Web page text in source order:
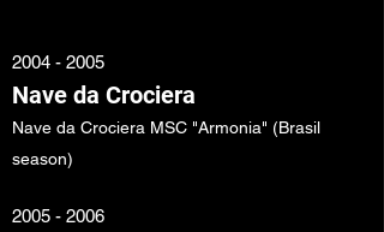
2004 - 2005
Nave da Crociera
Nave da Crociera MSC "Armonia" (Brasil
season)
2005 - 2006